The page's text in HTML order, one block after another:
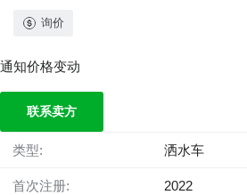
询价
通知价格变动
联系卖方
类型: 洒水车
首次注册: 2022